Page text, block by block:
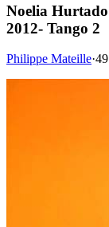
Noelia
2012- Tango 2
Philippe Mateille·